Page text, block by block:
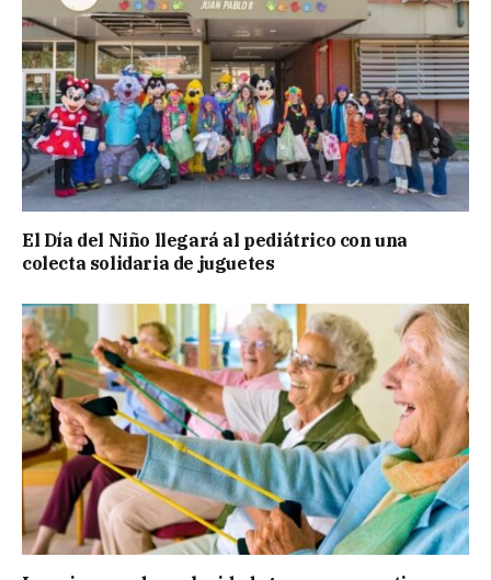
El Día del Niño llegará al pediátrico con una
colecta solidaria de juguetes